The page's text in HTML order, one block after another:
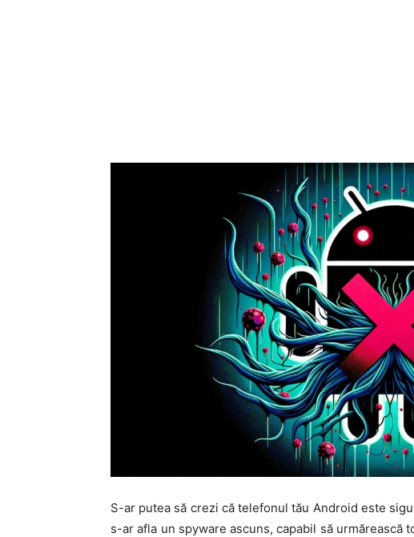
S-ar putea să crezi că telefonul tău Android este
s-ar afla un spyware ascuns, capabil să urmărească